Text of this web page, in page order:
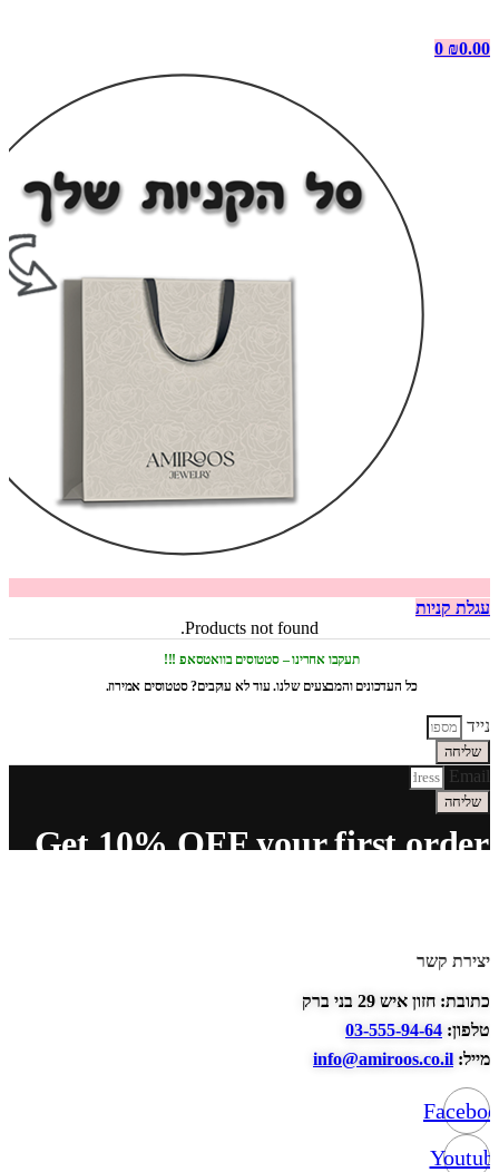
₪0.00
0
עגלת קניות
Products not found.
תעקבו אחרינו – סטטוסים בוואטסאפ !!!
כל העדכונים והמבצעים שלנו. עוד לא עוקבים? סטטוסים אמירוז.
נייד
שליחה
Email
שליחה
Get 10% OFF your first order
יצירת קשר
כתובת: חזון איש 29 בני ברק
טלפון: 03-555-94-64
מייל: info@amiroos.co.il